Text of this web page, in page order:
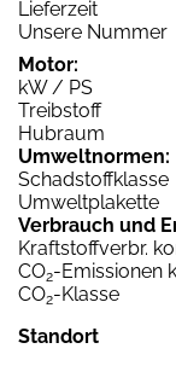
Lieferzeit
Unsere Nummer
Motor:
kW / PS
Treibstoff
Hubraum
Umweltnormen:
Schadstoffklasse
Umweltplakette
Verbrauch und
Kraftstoffverbr.
CO2-Emissionen
CO2-Klasse
Standort